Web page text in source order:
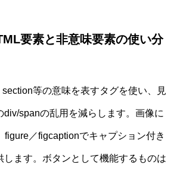
要素と非意味要素の使い分
等の意味を表すタグを使い、見
div/spanの乱用を減らします。画像に
figure／figcaptionでキャプション付き
します。ボタンとして機能するものは